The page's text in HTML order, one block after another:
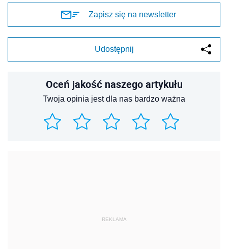
Zapisz się na newsletter
Udostępnij
Oceń jakość naszego artykułu
Twoja opinia jest dla nas bardzo ważna
REKLAMA